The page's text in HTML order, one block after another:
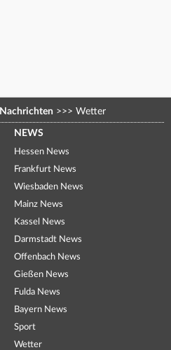
Nachrichten >>> Wetter
NEWS
Hessen News
Frankfurt News
Wiesbaden News
Mainz News
Kassel News
Darmstadt News
Offenbach News
Gießen News
Fulda News
Bayern News
Sport
Wetter